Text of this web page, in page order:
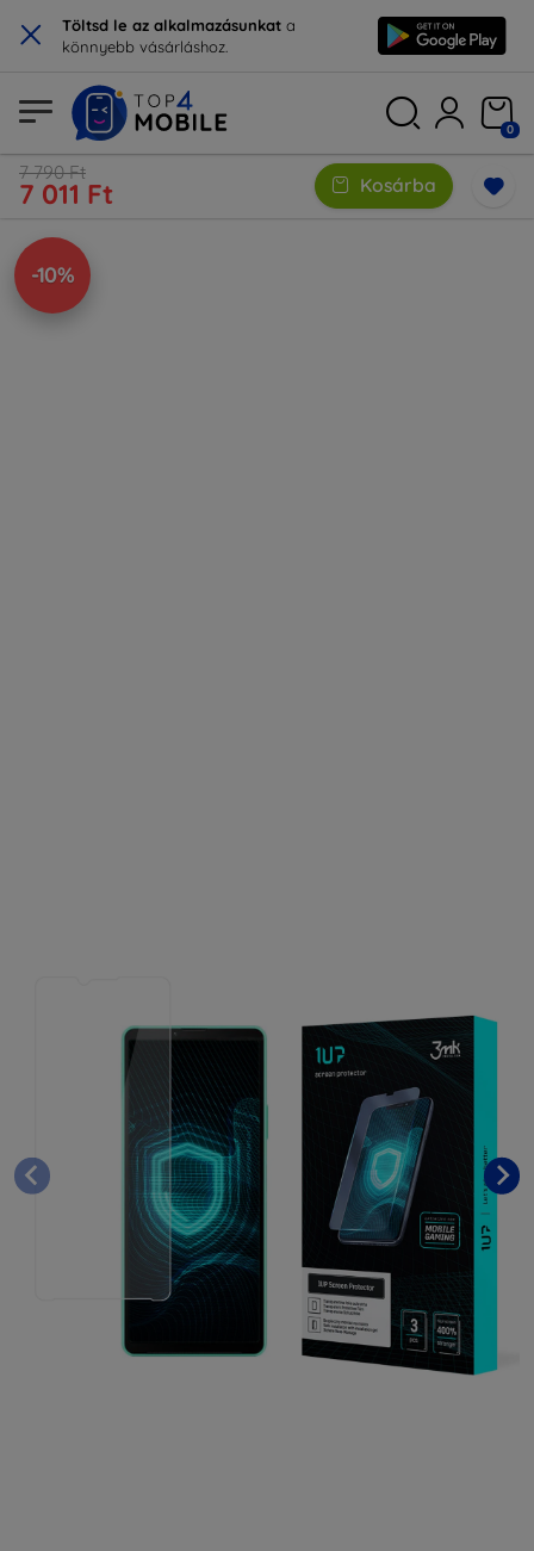
× Töltsd le az alkalmazásunkat a
könnyebb vásárláshoz.
0
7 790 Ft
7 011 Ft Kosárba
-10%